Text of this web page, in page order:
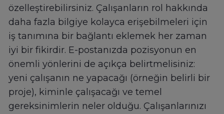
özelleştirebilirsiniz. Çalışanların rol hakkında
daha fazla bilgiye kolayca erişebilmeleri için
iş tanımına bir bağlantı eklemek her zaman
iyi bir fikirdir. E-postanızda pozisyonun en
önemli yönlerini de açıkça belirtmelisiniz:
yeni çalışanın ne yapacağı (örneğin belirli bir
proje), kiminle çalışacağı ve temel
gereksinimlerin neler olduğu. Çalışanlarınızı